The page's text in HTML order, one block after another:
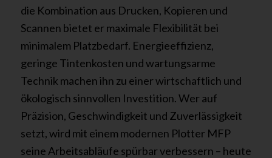
die Kombination aus Drucken, Kopieren und
Scannen bietet er maximale Flexibilität bei
minimalem Platzbedarf. Energieeffizienz,
geringe Tintenkosten und wartungsarme
Technik machen ihn zu einer wirtschaftlich und
ökologisch sinnvollen Investition. Wer auf
Präzision, Geschwindigkeit und Zuverlässigkeit
setzt, wird mit einem modernen Plotter MFP
seine Arbeitsabläufe spürbar verbessern – heute